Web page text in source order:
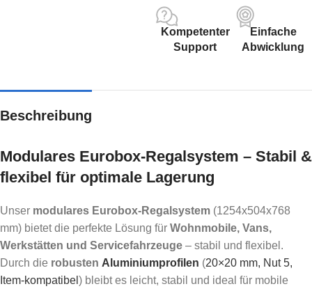
Kompetenter
Support
Einfache
Abwicklung
Beschreibung
Modulares Eurobox-Regalsystem – Stabil &
flexibel für optimale Lagerung
Unser modulares Eurobox-Regalsystem (1254x504x768
mm) bietet die perfekte Lösung für Wohnmobile, Vans,
Werkstätten und Servicefahrzeuge – stabil und flexibel.
Durch die robusten Aluminiumprofilen (20×20 mm, Nut 5,
Item-kompatibel ) bleibt es leicht, stabil und ideal für mobile